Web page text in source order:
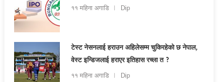
११ महिना अगाडि Dip
टेस्ट नेसनलाई हराउन अहिलेसम्म चुकिरहेको छ नेपाल,
वेस्ट इन्डिजलाई हराएर इतिहास रच्ला त ?
११ महिना अगाडि Dip